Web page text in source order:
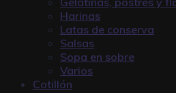
Harinas
Latas de conserva
Salsas
Sopa en sobre
Varios
Cotillón